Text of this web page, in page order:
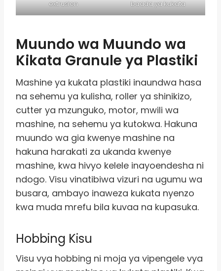
extrusion baada ya kukata
Muundo wa Muundo wa
Kikata Granule ya Plastiki
Mashine ya kukata plastiki inaundwa hasa
na sehemu ya kulisha, roller ya shinikizo,
cutter ya mzunguko, motor, mwili wa
mashine, na sehemu ya kutokwa. Hakuna
muundo wa gia kwenye mashine na
hakuna harakati za ukanda kwenye
mashine, kwa hivyo kelele inayoendesha ni
ndogo. Visu vinatibiwa vizuri na ugumu wa
busara, ambayo inaweza kukata nyenzo
kwa muda mrefu bila kuvaa na kupasuka.
Hobbing Kisu
Visu vya hobbing ni moja ya vipengele vya